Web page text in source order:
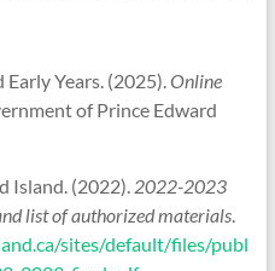
Years. (2025).Online
of Prince Edward
Island. (2022). 2022-2023
list of authorized materials.
sites/default/files/publ